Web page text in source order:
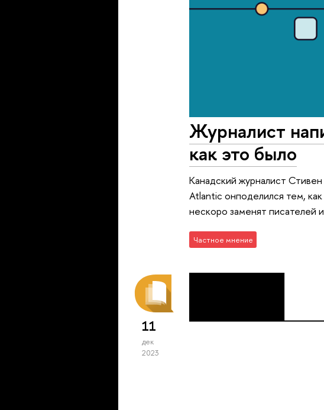
Журналист
как это было
Канадский журналист
Atlantic онподелился тем,
нескоро заменят писателей
Частное мнение
11
дек
2023